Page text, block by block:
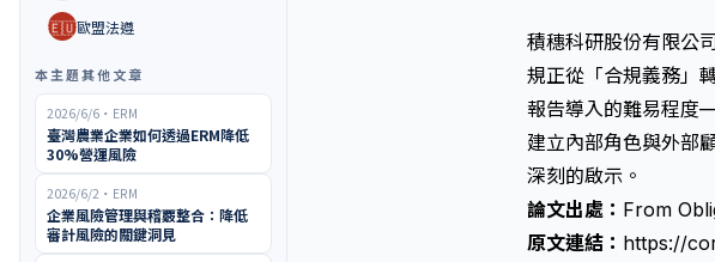
🇪🇺歐盟法遵
本主題其他文章
2026/6/6 ・ ERM
臺灣農業企業如何透過ERM降低
30%營運風險
2026/6/2 ・ ERM
企業風險管理與稽覈整合：降低
審計風險的關鍵洞見
積穗科研股份有限公
規正從「合規義務」
報告導入的難易程度
建立內部角色與外部
深刻的啟示。
論文出處： From
原文連結： https://